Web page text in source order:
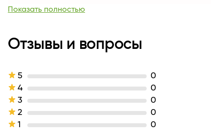
Вес, кг
Возраст
Для всех возрастных категорий
Комплектация
Активные компоненты
масло семян какао, вазелин
Тип кожи
для всех типов кожи
Эффект / Свойство
Тип продукта
Текстура
Показать полностью
Отзывы и вопросы
5
0
4
0
3
0
2
0
1
0